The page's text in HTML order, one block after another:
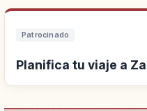
Patrocinado
Planifica tu viaje a